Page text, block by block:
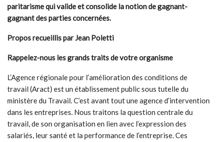
paritarisme qui valide et consolide la notion de gagnant-
gagnant des parties concernées.
Propos recueillis par Jean Poletti
Rappelez-nous les grands traits de votre organisme
L’Agence régionale pour l’amélioration des conditions de
travail (Aract) est un établissement public sous tutelle du
ministère du Travail. C’est avant tout une agence d’intervention
dans les entreprises. Nous traitons la question centrale du
travail, de son organisation en lien avec l’expression des
salariés, leur santé et la performance de l’entreprise. Ces